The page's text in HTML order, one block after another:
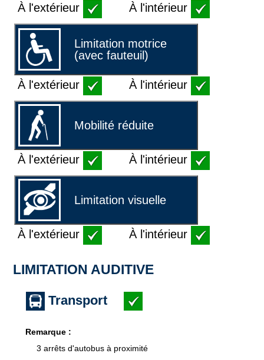
À l'extérieur À l'intérieur
Limitation motrice
(avec fauteuil)
À l'extérieur À l'intérieur
Mobilité réduite
À l'extérieur À l'intérieur
Limitation visuelle
À l'extérieur À l'intérieur
LIMITATION AUDITIVE
Transport
Remarque :
3 arrêts d'autobus à proximité